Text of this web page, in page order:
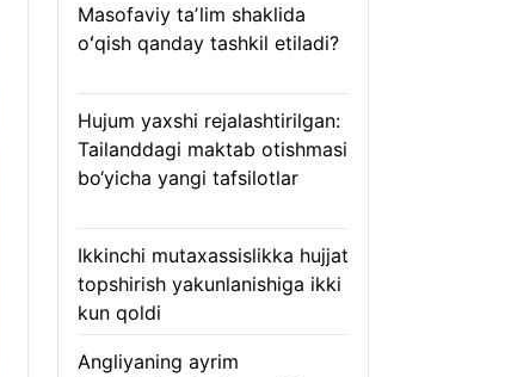
Masofaviy taʼlim shaklida
oʻqish qanday tashkil etiladi?
Hujum yaxshi rejalashtirilgan:
Tailanddagi maktab otishmasi
bo‘yicha yangi tafsilotlar
Ikkinchi mutaxassislikka hujjat
topshirish yakunlanishiga ikki
kun qoldi
Angliyaning ayrim